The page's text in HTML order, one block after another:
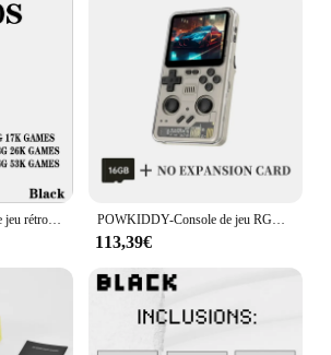
POWKIDDY-Console de jeu rétro RGB20S, système Open Source, écran IPS 4:3 de 3.5 pouces, double joystick, cadeaux pour enfants, RK3326 POWKIDDY-Console de jeu RGB20 PRO, écran IPS 3.2x1024, fonction de vibration, style punk rétro, cadeaux pour enfants, 768 pouces
113,39€